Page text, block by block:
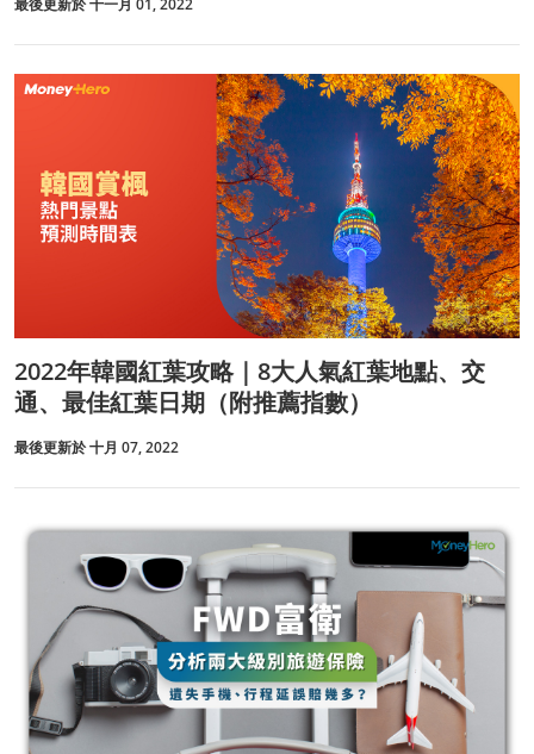
2022年韓國紅葉攻略｜8大人氣紅葉地點、交
通、最佳紅葉日期（附推薦指數）
最後更新於 十月 07, 2022